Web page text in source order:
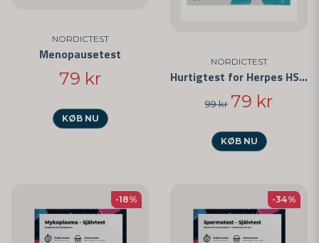
NORDICTEST
Menopausetest
79 kr
KØB NU
NORDICTEST
Hurtigtest for Herpes HSV-1
99 kr 79 kr
KØB NU
-18% -34%